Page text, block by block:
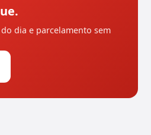
dia e parcelamento sem